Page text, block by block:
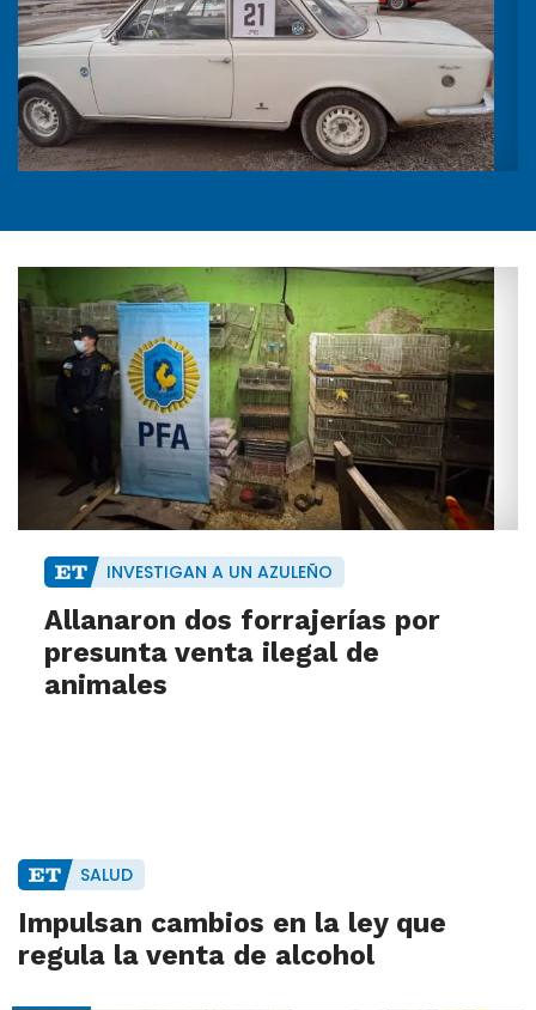
INVESTIGAN A UN AZULEÑO
Allanaron dos forrajerías por
presunta venta ilegal de
animales
SALUD
Impulsan cambios en la ley que
regula la venta de alcohol